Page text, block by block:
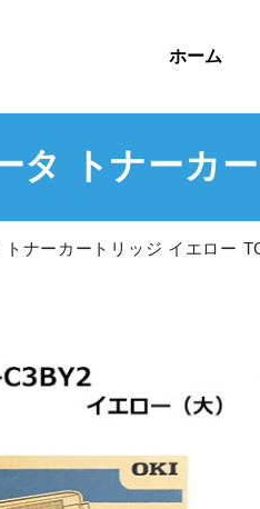
ホーム
タ トナーカ
ナーカートリッジ イエロー